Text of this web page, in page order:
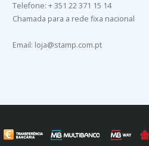
Telefone: + 351 22 371 15 14
Chamada para a rede fixa nacional
Email: loja@stamp.com.pt